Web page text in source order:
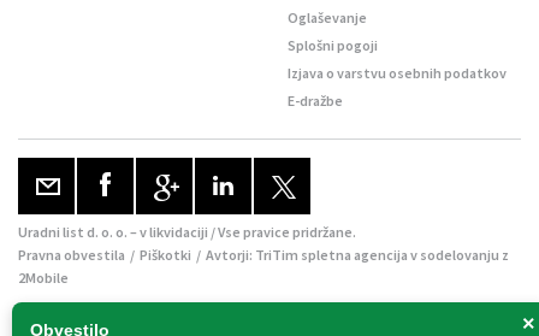
×
Obvestilo
Oglaševanje
Splošni pogoji
Izjava o varstvu osebnih podatkov
E-dražbe
Uradni list d. o. o. – v likvidaciji / Vse pravice pridržane.
Pravna obvestila / Piškotki / Avtorji: TriTim spletna agencija v sodelovanju z
2Mobile